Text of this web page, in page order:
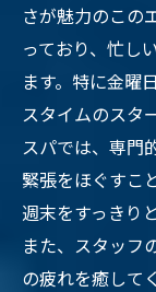
さが魅力のこの
っており、忙し
ます。特に金曜
スタイムのスタ
スパでは、専門
緊張をほぐすこ
週末をすっきり
また、スタッフ
の疲れを癒して